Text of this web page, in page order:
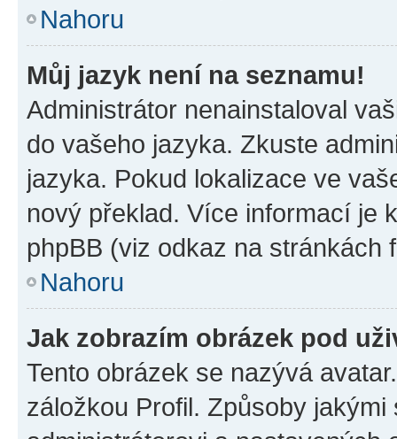
Nahoru
Můj jazyk není na seznamu!
Administrátor nenainstaloval
do vašeho jazyka. Zkuste
jazyka. Pokud lokalizace ve
nový překlad. Více informací je
phpBB (viz odkaz na stránkách
Nahoru
Jak zobrazím obrázek pod
Tento obrázek se nazývá
záložkou Profil. Způsoby